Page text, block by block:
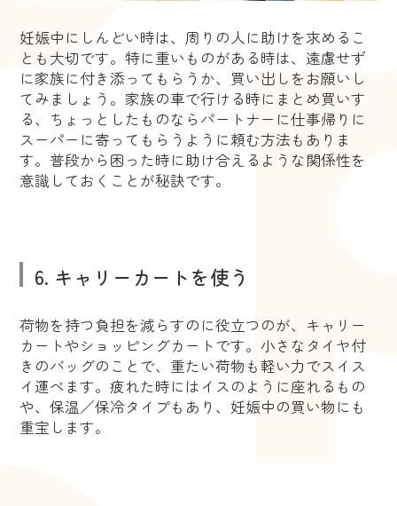
妊娠中にしんどい時は、周りの人に助けを求めるこ
とも大切です。特に重いものがある時は、遠慮せず
に家族に付き添ってもらうか、買い出しをお願いし
てみましょう。家族の車で行ける時にまとめ買いす
る、ちょっとしたものならパートナーに仕事帰りに
スーパーに寄ってもらうように頼む方法もありま
す。普段から困った時に助け合えるような関係性を
意識しておくことが秘訣です。
6. キャリーカートを使う
荷物を持つ負担を減らすのに役立つのが、キャリー
カートやショッピングカートです。小さなタイヤ付
きのバッグのことで、重たい荷物も軽い力でスイス
イ運べます。疲れた時にはイスのように座れるもの
や、保温／保冷タイプもあり、妊娠中の買い物にも
重宝します。